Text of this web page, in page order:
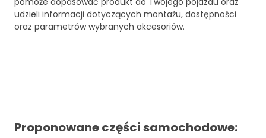
udzieli informacji dotyczących montażu, dostępności
oraz parametrów wybranych akcesoriów.
Proponowane części samochodowe: